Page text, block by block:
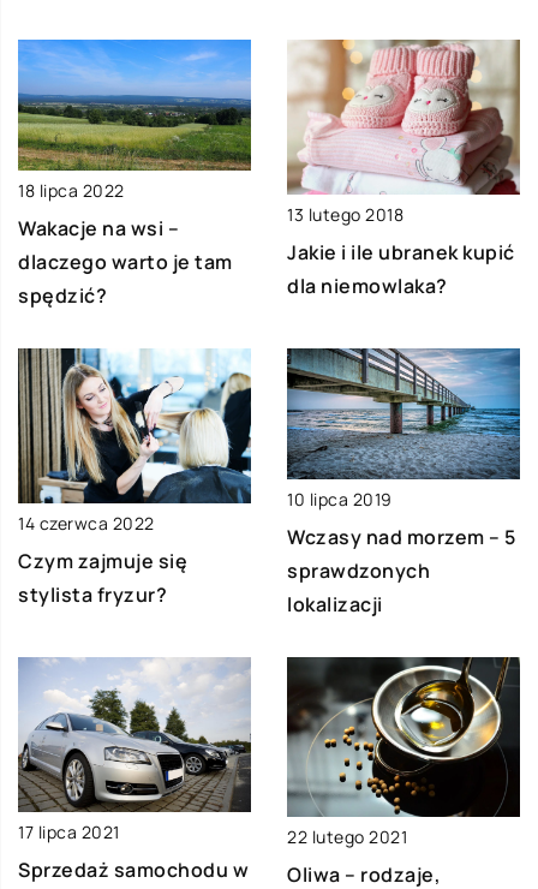
18 lipca 2022
Wakacje na wsi –
dlaczego warto je tam
spędzić?
13 lutego 2018
Jakie i ile ubranek kupić
dla niemowlaka?
14 czerwca 2022
Czym zajmuje się
stylista fryzur?
10 lipca 2019
Wczasy nad morzem – 5
sprawdzonych
lokalizacji
17 lipca 2021
Sprzedaż samochodu w
22 lutego 2021
Oliwa – rodzaje,